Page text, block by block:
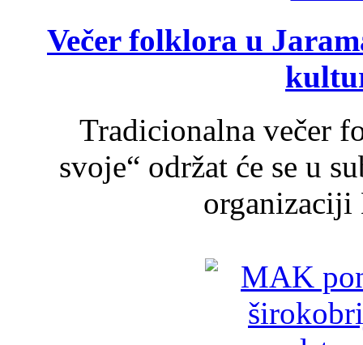
Večer folklora u
Tradicionalna večer
svoje“ održat će se u
organizaciji